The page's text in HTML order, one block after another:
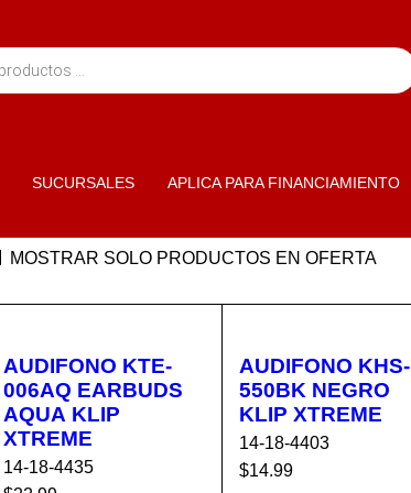
SUCURSALES APLICA PARA FINANCIAMIENTO
MOSTRAR SOLO PRODUCTOS EN OFERTA
AUDIFONO KTE-
006AQ EARBUDS
AQUA KLIP
XTREME
14-18-4435
AUDIFONO KHS-
550BK NEGRO
KLIP XTREME
14-18-4403
$14.99